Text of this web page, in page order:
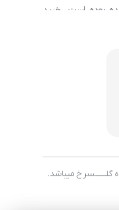
بوده است. خرید
ومطمئن صورت می
و با شرایط بهتر
میباشد.